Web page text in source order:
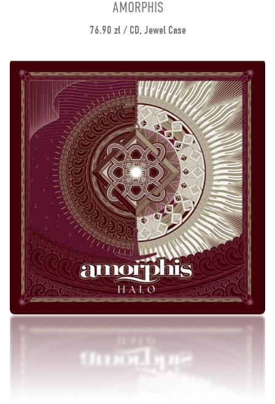
AMORPHIS
76.90 zł / CD, Jewel Case